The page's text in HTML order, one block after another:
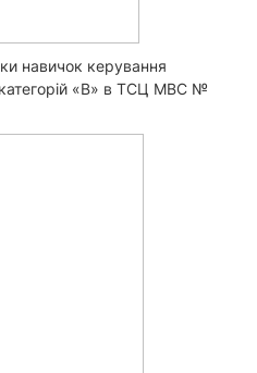
навичок керування
«B» в ТСЦ МВС №